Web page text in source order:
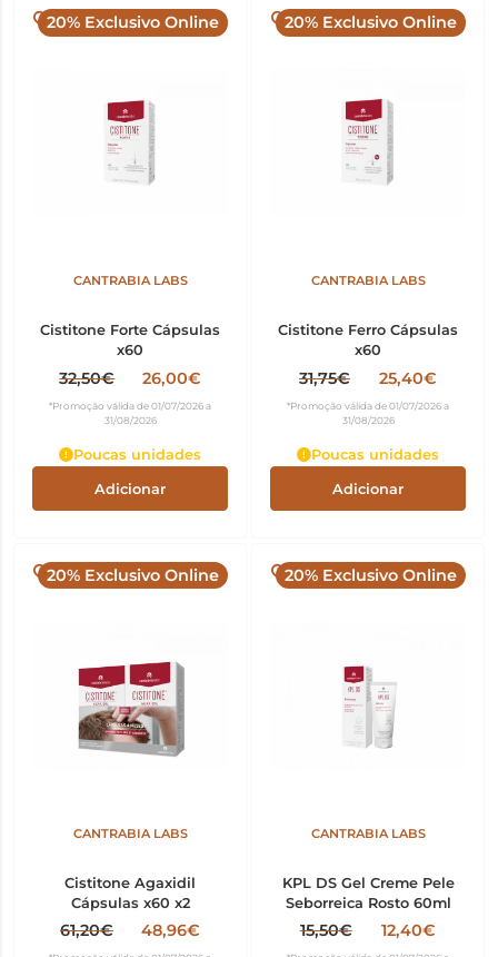
20% Exclusivo Online
CANTRABIA LABS
Cistitone Forte Cápsulas
x60
32,50€ 26,00€
*Promoção válida de 01/07/2026 a
31/08/2026
Poucas unidades
Adicionar
20% Exclusivo Online
CANTRABIA LABS
Cistitone Ferro Cápsulas
x60
31,75€ 25,40€
*Promoção válida de 01/07/2026 a
31/08/2026
Poucas unidades
Adicionar
20% Exclusivo Online
CANTRABIA LABS
Cistitone Agaxidil
Cápsulas x60 x2
61,20€ 48,96€
20% Exclusivo Online
CANTRABIA LABS
KPL DS Gel Creme Pele
Seborreica Rosto 60ml
15,50€ 12,40€